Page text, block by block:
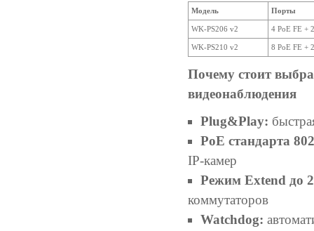
Модель Порты
WK-PS206 v2 4 PoE FE +
WK-PS210 v2 8 PoE FE +
Почему стоит
видеонаблюдения
Plug&Play:
РoE стандарта
IP-камер
Режим Extend до
коммутаторов
Watchdog: